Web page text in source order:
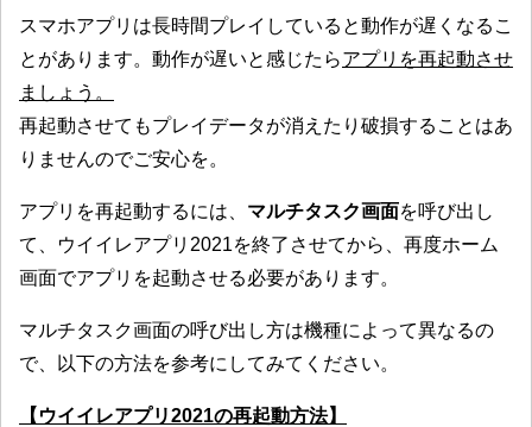
スマホアプリは長時間プレイしていると動作が遅くなるこ
とがあります。動作が遅いと感じたらアプリを再起動させ
ましょう。
再起動させてもプレイデータが消えたり破損することはあ
りませんのでご安心を。
アプリを再起動するには、 マルチタスク画面を呼び出し
て、ウイイレアプリ2021を終了させてから、再度ホーム
画面でアプリを起動させる必要があります。
マルチタスク画面の呼び出し方は機種によって異なるの
で、以下の方法を参考にしてみてください。
【ウイイレアプリ2021の再起動方法】